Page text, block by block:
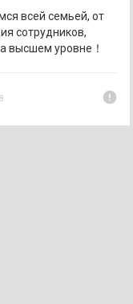
всей семьей, от
сотрудников,
высшем уровне！
error